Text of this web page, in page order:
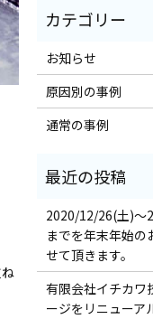
お知らせ
原因別の事例
通常の事例
2020/12/26(土)～
までを年末年始の
せて頂きます。
有限会社イチカワ
ージをリニューア